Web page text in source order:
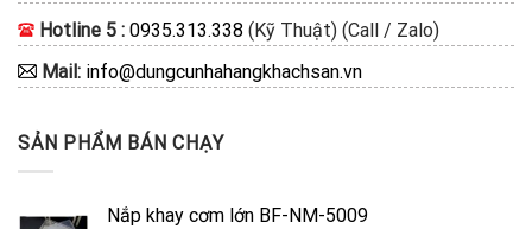
Hotline 5 : 0935.313.338 (Kỹ Thuật) (Call / Zalo)
Mail: info@dungcunhahangkhachsan.vn
SẢN PHẨM BÁN CHẠY
Nắp khay cơm lớn BF-NM-5009